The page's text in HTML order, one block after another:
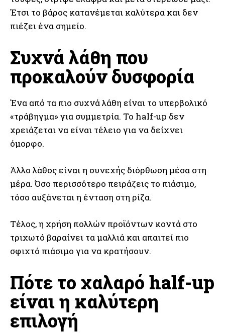
Έτσι το βάρος κατανέμεται καλύτερα και δεν
πιέζει ένα σημείο.
Συχνά λάθη που
προκαλούν δυσφορία
Ένα από τα πιο συχνά λάθη είναι το υπερβολικό
«τράβηγμα» για συμμετρία. Το half-up δεν
χρειάζεται να είναι τέλειο για να δείχνει
όμορφο.
Άλλο λάθος είναι η συνεχής διόρθωση μέσα στη
μέρα. Όσο περισσότερο πειράζεις το πιάσιμο,
τόσο αυξάνεται η ένταση στη ρίζα.
Τέλος, η χρήση πολλών προϊόντων κοντά στο
τριχωτό βαραίνει τα μαλλιά και απαιτεί πιο
σφιχτό πιάσιμο για να κρατήσουν.
Πότε το χαλαρό half-up
είναι η καλύτερη
επιλογή